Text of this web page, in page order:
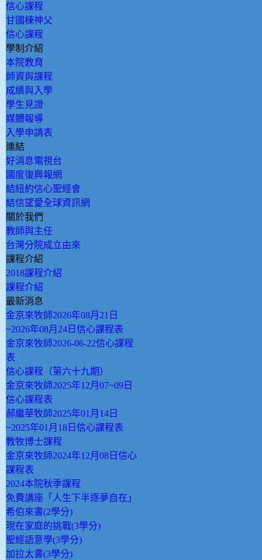
信心課程
甘國棟神父
信心課程
學制介紹
本院教育
師資與課程
成績與入學
學生見證
媒體報導
入學申請表
連結
好消息電視台
國度復興報網
結紐約信心聖經會
結信望愛全球資訊網
關於我們
教師與主任
台灣分院成立由來
課程介紹
2018課程介紹
課程介紹
最新消息
金京來牧師2026年08月21日
~2026年08月24日信心課程表
金京來牧師2026-06-22信心課程
表
信心課程（第六十九期）
金京來牧師2025年12月07~09日
信心課程表
郝繼華牧師2025年01月14日
~2025年01月18日信心課程表
教牧博士課程
金京來牧師2024年12月08日信心
課程表
2024本院秋季課程
免費講座「人生下半逐夢自在」
希伯來書(2學分)
現在家庭的挑戰(3學分)
聖經語意學(3學分)
加拉太書(3學分)